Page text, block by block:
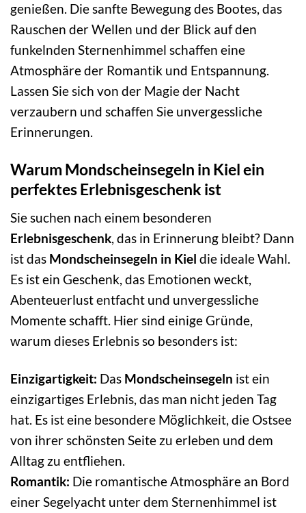
genießen. Die sanfte Bewegung des Bootes, das
Rauschen der Wellen und der Blick auf den
funkelnden Sternenhimmel schaffen eine
Atmosphäre der Romantik und Entspannung.
Lassen Sie sich von der Magie der Nacht
verzaubern und schaffen Sie unvergessliche
Erinnerungen.
Warum Mondscheinsegeln in Kiel ein
perfektes Erlebnisgeschenk ist
Sie suchen nach einem besonderen
Erlebnisgeschenk, das in Erinnerung bleibt? Dann
ist das Mondscheinsegeln in Kiel die ideale Wahl.
Es ist ein Geschenk, das Emotionen weckt,
Abenteuerlust entfacht und unvergessliche
Momente schafft. Hier sind einige Gründe,
warum dieses Erlebnis so besonders ist:
Einzigartigkeit: Das Mondscheinsegeln ist ein
einzigartiges Erlebnis, das man nicht jeden Tag
hat. Es ist eine besondere Möglichkeit, die Ostsee
von ihrer schönsten Seite zu erleben und dem
Alltag zu entfliehen.
Romantik: Die romantische Atmosphäre an Bord
einer Segelyacht unter dem Sternenhimmel ist